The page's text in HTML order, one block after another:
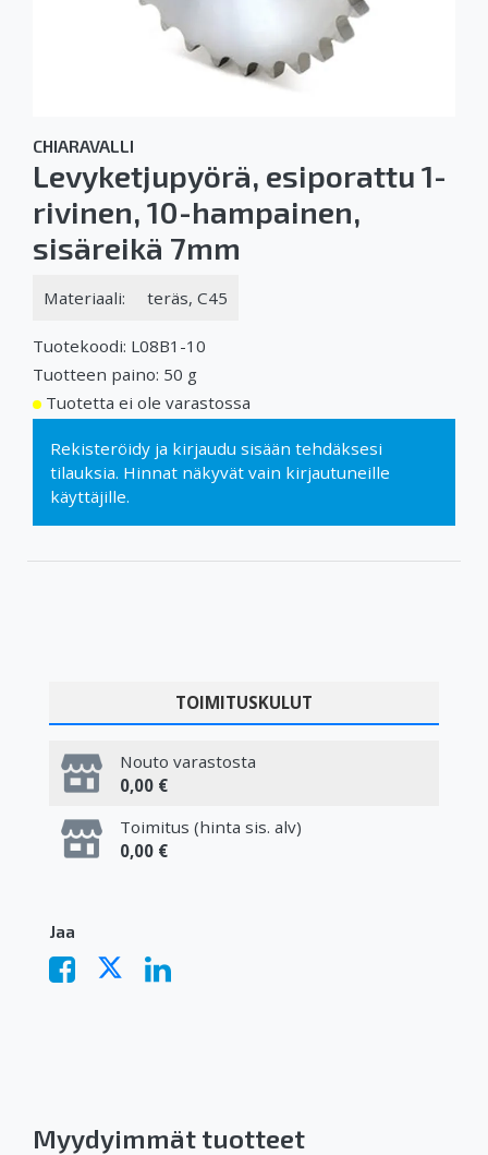
CHIARAVALLI
Levyketjupyörä, esiporattu 1-
rivinen, 10-hampainen,
sisäreikä 7mm
Materiaali: teräs, C45
Tuotekoodi: L08B1-10
Tuotteen paino: 50 g
Tuotetta ei ole varastossa
Rekisteröidy ja kirjaudu sisään tehdäksesi
tilauksia. Hinnat näkyvät vain kirjautuneille
käyttäjille.
TOIMITUSKULUT
Nouto varastosta
0,00 €
Toimitus (hinta sis. alv)
0,00 €
Jaa
Myydyimmät tuotteet